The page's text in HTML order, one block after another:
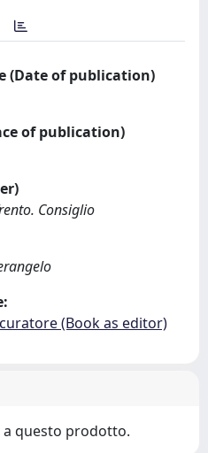
(Date of publication)
of publication)
Consiglio
(Book as editor)
a questo prodotto.